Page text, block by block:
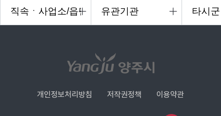
개인정보처리방침 저작권정책 이용약관